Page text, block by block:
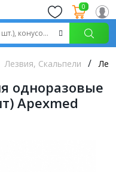
0
Лезвия, Скальпели
одноразовые
Apexmed